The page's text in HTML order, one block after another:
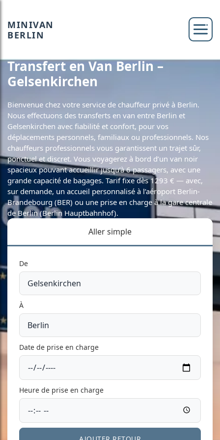
MINIVAN
BERLIN
Transfert en Van Berlin –
Gelsenkirchen
Bienvenue chez votre service de chauffeur privé à Berlin.
Nous effectuons des transferts en van entre Berlin et
Gelsenkirchen avec fiabilité et confort, pour vos
déplacements personnels, familiaux ou professionnels. Nos
chauffeurs professionnels vous garantissent un trajet sûr,
ponctuel et discret. Vous voyagerez à bord d’un van noir
spacieux pouvant accueillir jusqu’à 6 passagers, avec une
grande capacité de bagages. Tarif fixe dès 1293 € — avec,
sur demande, un accueil personnalisé à l’aéroport Berlin-
Brandebourg (BER) ou une prise en charge à la gare centrale
de Berlin (Berlin Hauptbahnhof).
Aller simple
De
À
Date de prise en charge
Heure de prise en charge